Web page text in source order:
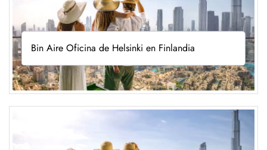
Bin Aire Oficina de Helsinki en Finlandia